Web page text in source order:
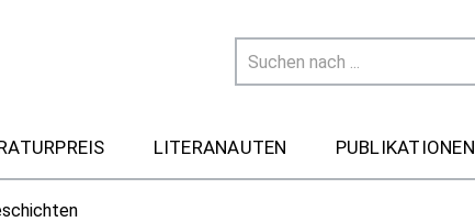
LITERANAUTEN PUBLIKATIONEN